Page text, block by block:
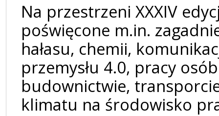
Na przestrzeni XXXIV
poświęcone m.in.
hałasu, chemii,
przemysłu 4.0, pracy
budownictwie,
klimatu na środowisko